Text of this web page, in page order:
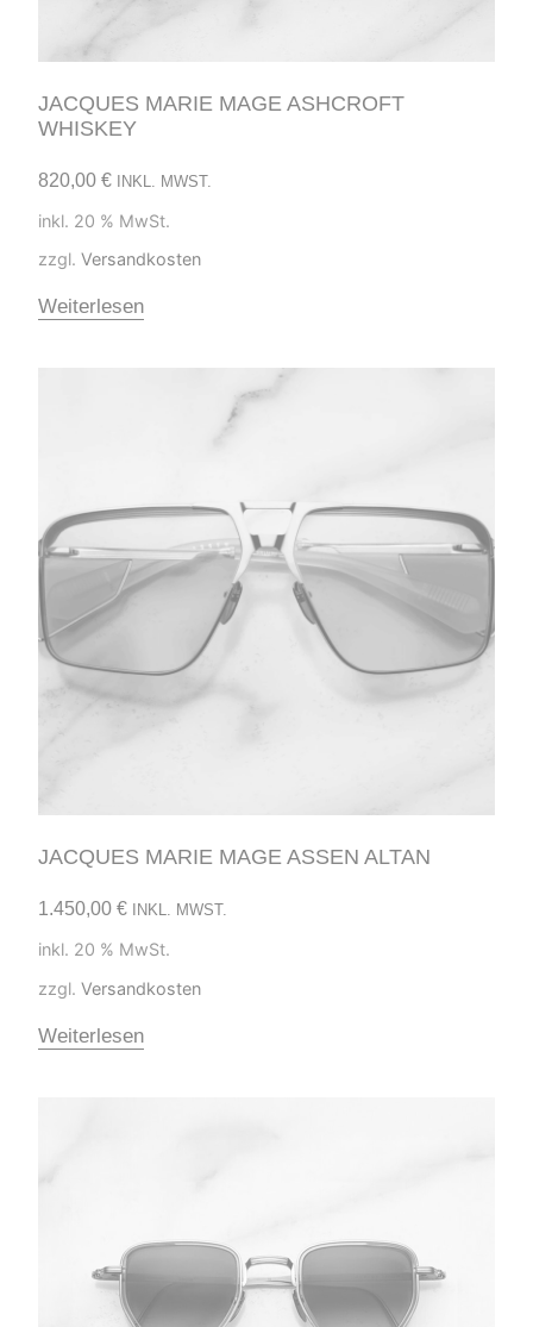
JACQUES MARIE MAGE ASHCROFT
WHISKEY
820,00 € INKL. MWST.
inkl. 20 % MwSt.
zzgl. Versandkosten
Weiterlesen
JACQUES MARIE MAGE ASSEN ALTAN
1.450,00 € INKL. MWST.
inkl. 20 % MwSt.
zzgl. Versandkosten
Weiterlesen